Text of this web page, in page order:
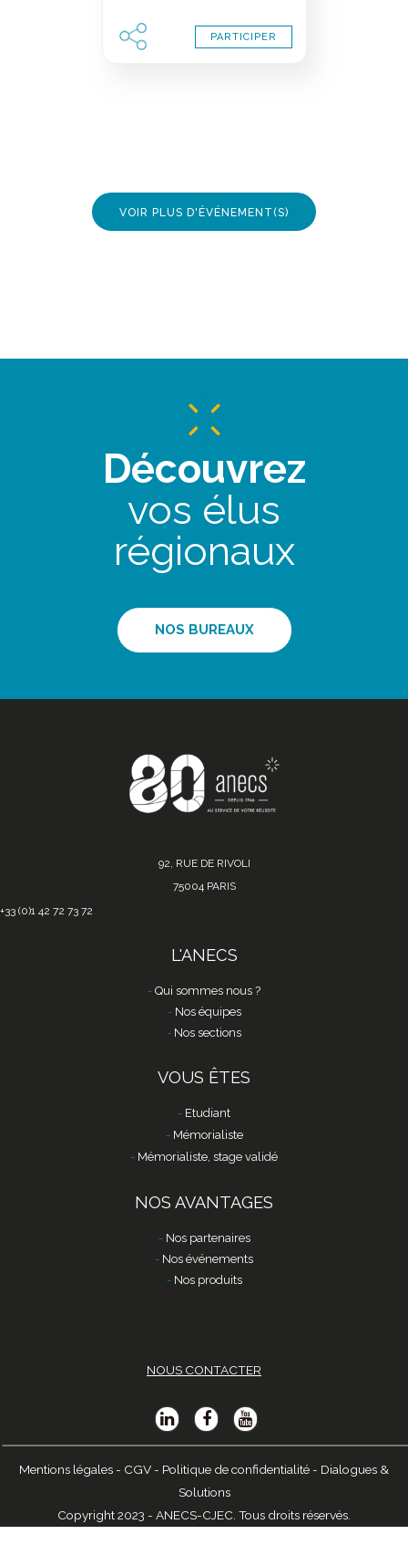
PARTICIPER
VOIR PLUS D'ÉVÉNEMENT(S)
Découvrez
vos élus
régionaux
NOS BUREAUX
92, RUE DE RIVOLI
75004 PARIS
+33 (0)1 42 72 73 72
L'ANECS
Qui sommes nous ?
Nos équipes
Nos sections
VOUS ÊTES
Etudiant
Mémorialiste
Mémorialiste, stage validé
NOS AVANTAGES
Nos partenaires
Nos événements
Nos produits
NOUS CONTACTER
Mentions légales - CGV - Politique de confidentialité - Dialogues &
Solutions
Copyright 2023 - ANECS-CJEC. Tous droits réservés.